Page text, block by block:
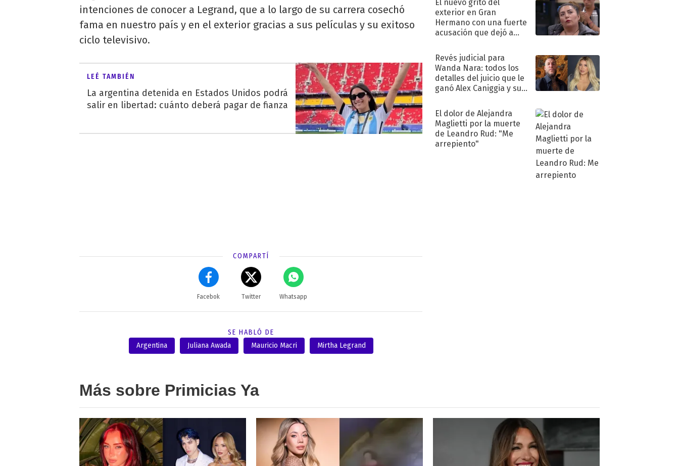
intenciones de conocer a Legrand, que a lo largo de su carrera cosechó
fama en nuestro país y en el exterior gracias a sus películas y su exitoso
ciclo televisivo.
LEÉ TAMBIÉN
La argentina detenida en Estados Unidos podrá
salir en libertad: cuánto deberá pagar de fianza
COMPARTÍ
Facebok Twitter Whatsapp
SE HABLÓ DE
Argentina
Juliana Awada Mauricio Macri Mirtha Legrand
El nuevo grito del
exterior en Gran
Hermano con una fuerte
acusación que dejó a
"Traidora"
Revés judicial para
Wanda Nara: todos los
detalles del juicio que le
ganó Alex Caniggia y sus
El dolor de Alejandra
Maglietti por la muerte
de Leandro Rud: "Me
arrepiento"
Más sobre Primicias Ya